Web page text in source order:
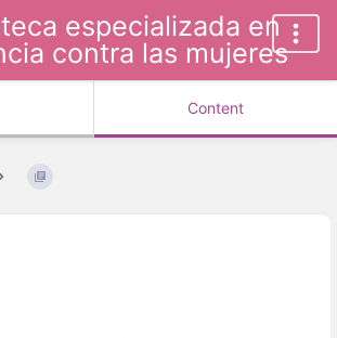
especializada en
contra las mujeres
Content